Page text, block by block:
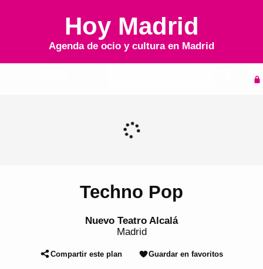
Hoy Madrid
Agenda de ocio y cultura en Madrid
Techno Pop
Nuevo Teatro Alcalá
Madrid
Compartir este plan Guardar en favoritos